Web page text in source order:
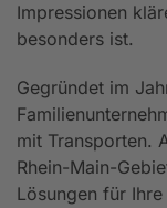
Impressionen
besonders ist.
Gegründet im
mit Transporten.
Rhein-Main-
Lösungen für